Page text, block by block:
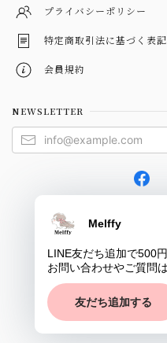
プライバシーポリシー
特定商取引法に基づく表記
会員規約
NEWSLETTER